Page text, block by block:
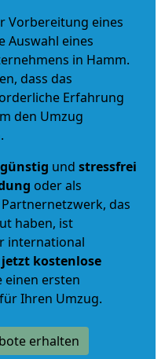
Vorbereitung eines
Auswahl eines
in Hamm.
dass das
Erfahrung
den Umzug
und stressfrei
oder als
das
haben, ist
international
jetzt kostenlose
einen ersten
Ihren Umzug.
erhalten